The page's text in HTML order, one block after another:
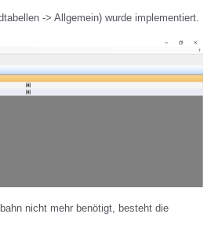
-> Allgemein) wurde implementiert.
nicht mehr benötigt, besteht die